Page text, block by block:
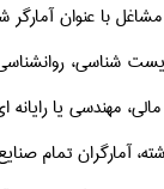
با عنوان
شناسی،
مهندسی یا
آمارگران تمام